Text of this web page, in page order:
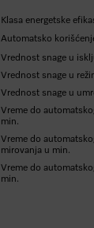
Klasa energetske
Automatsko
Vrednost snage u
Vrednost snage u
Vrednost snage u
Vreme do
min.
Vreme do
mirovanja u min.
Vreme do
min.